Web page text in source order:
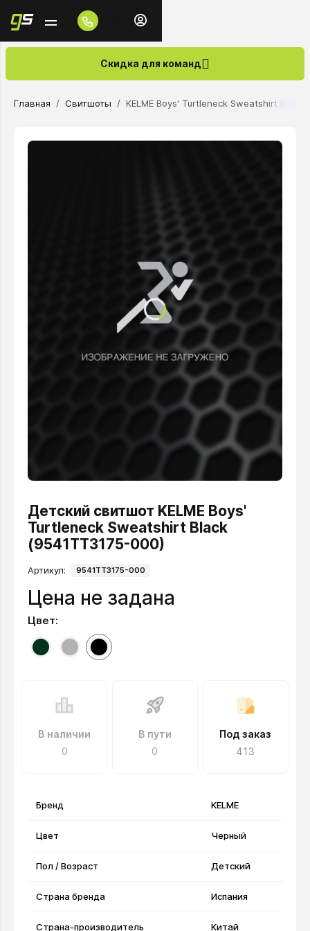
Скидка для команд
Главная Свитшоты KELME Boys' Turtleneck Sweatshirt Black
Детский свитшот KELME Boys'
Turtleneck Sweatshirt Black
(9541TT3175-000)
Артикул: 9541TT3175-000
Цена не задана
Цвет:
В наличии
0
В пути
0
Под заказ
413
Бренд KELME
Цвет Черный
Пол / Возраст Детский
Страна бренда Испания
Страна-производитель Китай